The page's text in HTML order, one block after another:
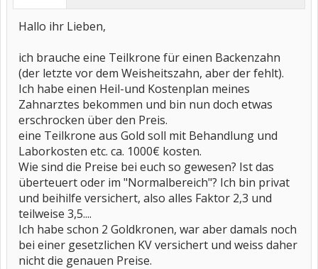
Hallo ihr Lieben,
ich brauche eine Teilkrone für einen Backenzahn
(der letzte vor dem Weisheitszahn, aber der fehlt).
Ich habe einen Heil-und Kostenplan meines
Zahnarztes bekommen und bin nun doch etwas
erschrocken über den Preis.
eine Teilkrone aus Gold soll mit Behandlung und
Laborkosten etc. ca. 1000€ kosten.
Wie sind die Preise bei euch so gewesen? Ist das
überteuert oder im "Normalbereich"? Ich bin privat
und beihilfe versichert, also alles Faktor 2,3 und
teilweise 3,5....
Ich habe schon 2 Goldkronen, war aber damals noch
bei einer gesetzlichen KV versichert und weiss daher
nicht die genauen Preise.